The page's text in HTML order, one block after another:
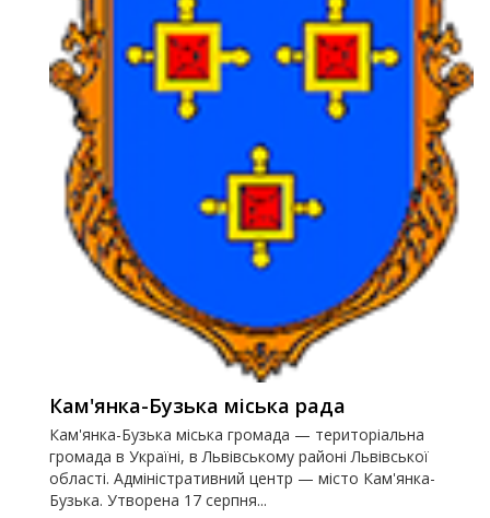
Кам'янка-Бузька міська рада
Кам'янка-Бузька міська громада — територіальна
громада в Україні, в Львівському районі Львівської
області. Адміністративний центр — місто Кам'янка-
Бузька. Утворена 17 серпня...